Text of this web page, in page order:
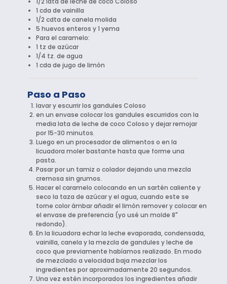
1 cda de vainilla
1/2 cdta de canela molida
5 huevos enteros y 1 yema
Para el caramelo:
1 tz de azúcar
1/4 tz. de agua
1 cda de jugo de limón
Paso a Paso
lavar y escurrir los gandules Coloso
en un envase colocar los gandules escurridos con la
media lata de leche de coco Coloso y dejar remojar
por 15-30 minutos.
Luego en un procesador de alimentos o en la
licuadora moler bastante hasta que forme una
pasta.
Pasar por un tamiz o colador dejando una mezcla
cremosa sin grumos.
Hacer el caramelo colocando en un sartén caliente y
seco la taza de azúcar y el agua, cuando este se
torne color ámbar añadir el limón remover y colocar en
el envase de preferencia (yo usé un molde 8"
redondo).
En la licuadora echar la leche evaporada, condensada,
vainilla, canela y la mezcla de gandules y leche de
coco que previamente habíamos realizado. En modo
de mezclado a velocidad baja mezclar los
ingredientes por aproximadamente 20 segundos.
Una vez estén incorporados los ingredientes añadir